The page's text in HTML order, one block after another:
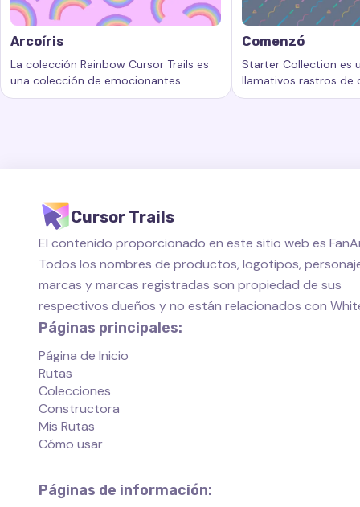
Arcoíris
La colección Rainbow Cursor Trails es
una colección de emocionantes
rastros de cursor que agregan un
Palabras clave:Arcoíris, rastros de cursor
Comenzó
Starter Collection es
llamativos rastros de
añaden un nuevo
Palabras clave:
Cursor Trails
El contenido proporcionado en este sitio web es
Todos los nombres de productos, logotipos,
marcas y marcas registradas son propiedad de sus
respectivos dueños y no están relacionados con
Páginas principales:
Página de Inicio
Rutas
Colecciones
Constructora
Mis Rutas
Cómo usar
Páginas de información: